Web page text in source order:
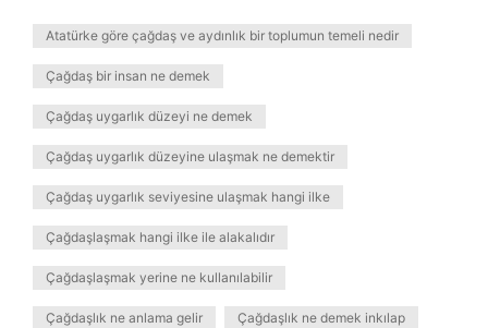
Atatürke göre çağdaş ve aydınlık bir toplumun temeli nedir
Çağdaş bir insan ne demek
Çağdaş uygarlık düzeyi ne demek
Çağdaş uygarlık düzeyine ulaşmak ne demektir
Çağdaş uygarlık seviyesine ulaşmak hangi ilke
Çağdaşlaşmak hangi ilke ile alakalıdır
Çağdaşlaşmak yerine ne kullanılabilir
Çağdaşlık ne anlama gelir Çağdaşlık ne demek inkılap